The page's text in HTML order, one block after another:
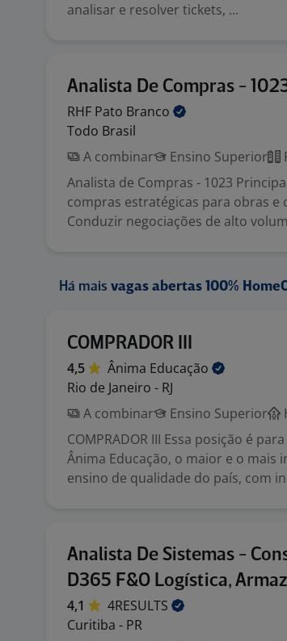
analisar e resolver tickets, ...
Analista De Compras -
RHF Pato Branco
Todo Brasil
A combinar
Ensino Superior
Analista de Compras - 1023
compras estratégicas para obras e
Conduzir negociações de alto
Há mais vagas abertas 100%
COMPRADOR III
4,5 Ânima Educação
Rio de Janeiro - RJ
A combinar
Ensino Superior
COMPRADOR III Essa posição é
Ânima Educação, o maior e o mais
ensino de qualidade do país, com
Analista De Sistemas -
D365 F&O Logística,
4,1
4RESULTS
Curitiba - PR